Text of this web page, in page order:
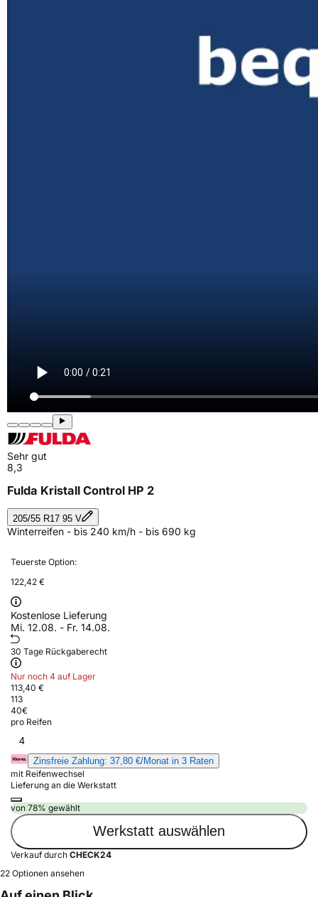
Sehr gut
8,3
Fulda Kristall Control HP 2
205/55 R17 95 V
Winterreifen - bis 240 km/h - bis 690 kg
Teuerste Option:
122,42 €
Kostenlose Lieferung
Mi. 12.08. - Fr. 14.08.
30 Tage Rückgaberecht
Nur noch 4 auf Lager
113,40 €
113
40€
pro Reifen
4
Zinsfreie Zahlung: 37,80 €/Monat in 3 Raten
mit Reifenwechsel
Lieferung an die Werkstatt
von 78% gewählt
Werkstatt auswählen
Verkauf durch CHECK24
22 Optionen ansehen